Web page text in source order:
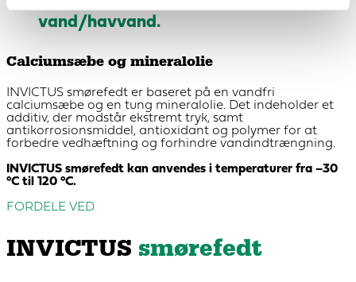
SKF Emcor WWO – destilleret
vand/havvand.
Calciumsæbe og mineralolie
INVICTUS smørefedt er baseret på en vandfri
calciumsæbe og en tung mineralolie. Det indeholder et
additiv, der modstår ekstremt tryk, samt
antikorrosionsmiddel, antioxidant og polymer for at
forbedre vedhæftning og forhindre vandindtrængning.
INVICTUS smørefedt kan anvendes i temperaturer fra –30
°C til 120 °C.
FORDELE VED
INVICTUS smørefedt